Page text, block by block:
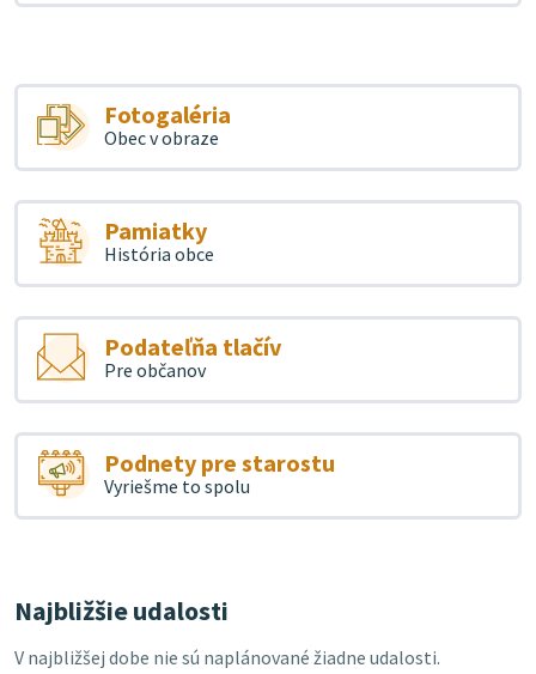
Fotogaléria
Obec v obraze
Pamiatky
História obce
Podateľňa tlačív
Pre občanov
Podnety pre starostu
Vyriešme to spolu
Najbližšie udalosti
V najbližšej dobe nie sú naplánované žiadne udalosti.